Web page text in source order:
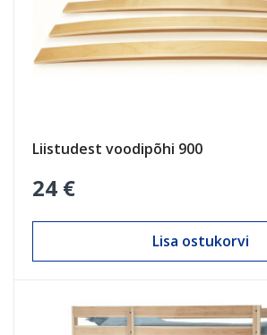
Liistudest voodipõhi 900
24 €
Lisa ostukorvi